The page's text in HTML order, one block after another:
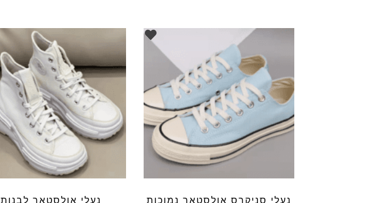
נעלי סניקרס אולסטאר נמוכות
נעלי אולסטאר לבנות